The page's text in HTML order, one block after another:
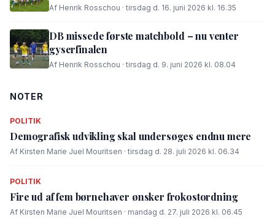
Af Henrik Rosschou · tirsdag d. 16. juni 2026 kl. 16.35
DB missede første matchbold – nu venter
gyserfinalen
Af Henrik Rosschou · tirsdag d. 9. juni 2026 kl. 08.04
NOTER
POLITIK
Demografisk udvikling skal undersøges endnu mere
Af Kirsten Marie Juel Mouritsen · tirsdag d. 28. juli 2026 kl. 06.34
POLITIK
Fire ud af fem børnehaver ønsker frokostordning
Af Kirsten Marie Juel Mouritsen · mandag d. 27. juli 2026 kl. 06.45